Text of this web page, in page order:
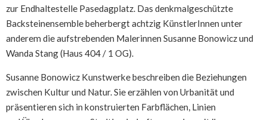
zur Endhaltestelle Pasedagplatz. Das denkmalgeschützte
Backsteinensemble beherbergt achtzig KünstlerInnen unter
anderem die aufstrebenden Malerinnen Susanne Bonowicz und
Wanda Stang (Haus 404 / 1 OG).
Susanne Bonowicz Kunstwerke beschreiben die Beziehungen
zwischen Kultur und Natur. Sie erzählen von Urbanität und
präsentieren sich in konstruierten Farbflächen, Linien